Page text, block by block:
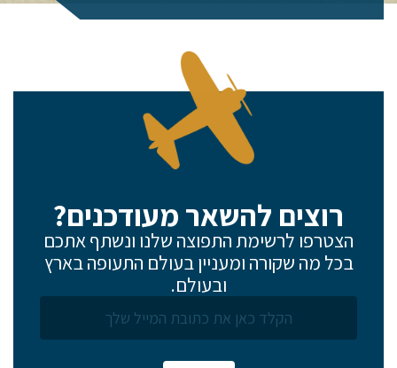
רוצים להשאר מעודכנים?
הצטרפו לרשימת התפוצה שלנו ונשתף אתכם
בכל מה שקורה ומעניין בעולם התעופה בארץ
ובעולם.